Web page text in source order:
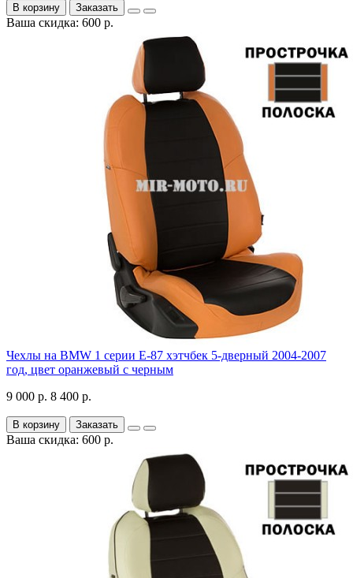
В корзину Заказать
Ваша скидка: 600 р.
Чехлы на BMW 1 серии Е-87 хэтчбек 5-дверный 2004-2007
год, цвет оранжевый с черным
9 000 р. 8 400 р.
В корзину Заказать
Ваша скидка: 600 р.